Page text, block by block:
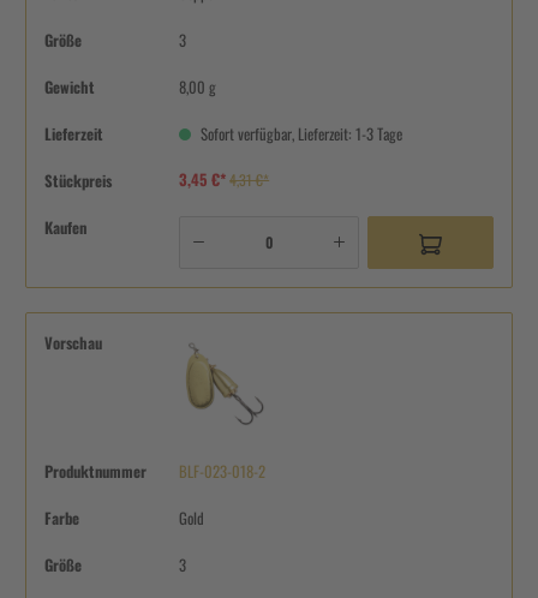
Größe 3
Gewicht 8,00 g
Lieferzeit Sofort verfügbar, Lieferzeit: 1-3 Tage
Stückpreis 3,45 €*4,31 €*
Kaufen
Vorschau
Produktnummer BLF-023-018-2
Farbe Gold
Größe 3